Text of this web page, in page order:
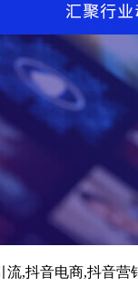
,抖音电商,抖音营